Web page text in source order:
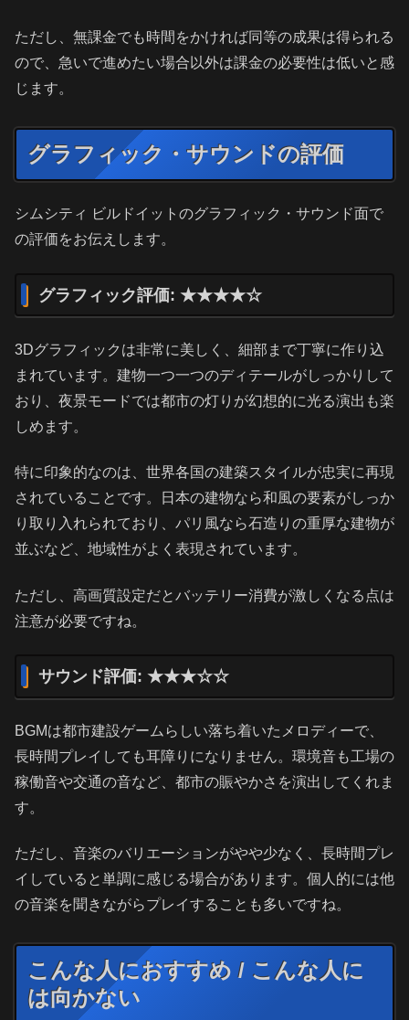
ただし、無課金でも時間をかければ同等の成果は得られる
ので、急いで進めたい場合以外は課金の必要性は低いと感
じます。
グラフィック・サウンドの評価
シムシティ ビルドイットのグラフィック・サウンド面で
の評価をお伝えします。
グラフィック評価: ★★★★☆
3Dグラフィックは非常に美しく、細部まで丁寧に作り込
まれています。建物一つ一つのディテールがしっかりして
おり、夜景モードでは都市の灯りが幻想的に光る演出も楽
しめます。
特に印象的なのは、世界各国の建築スタイルが忠実に再現
されていることです。日本の建物なら和風の要素がしっか
り取り入れられており、パリ風なら石造りの重厚な建物が
並ぶなど、地域性がよく表現されています。
ただし、高画質設定だとバッテリー消費が激しくなる点は
注意が必要ですね。
サウンド評価: ★★★☆☆
BGMは都市建設ゲームらしい落ち着いたメロディーで、
長時間プレイしても耳障りになりません。環境音も工場の
稼働音や交通の音など、都市の賑やかさを演出してくれま
す。
ただし、音楽のバリエーションがやや少なく、長時間プレ
イしていると単調に感じる場合があります。個人的には他
の音楽を聞きながらプレイすることも多いですね。
こんな人におすすめ / こんな人に
は向かない